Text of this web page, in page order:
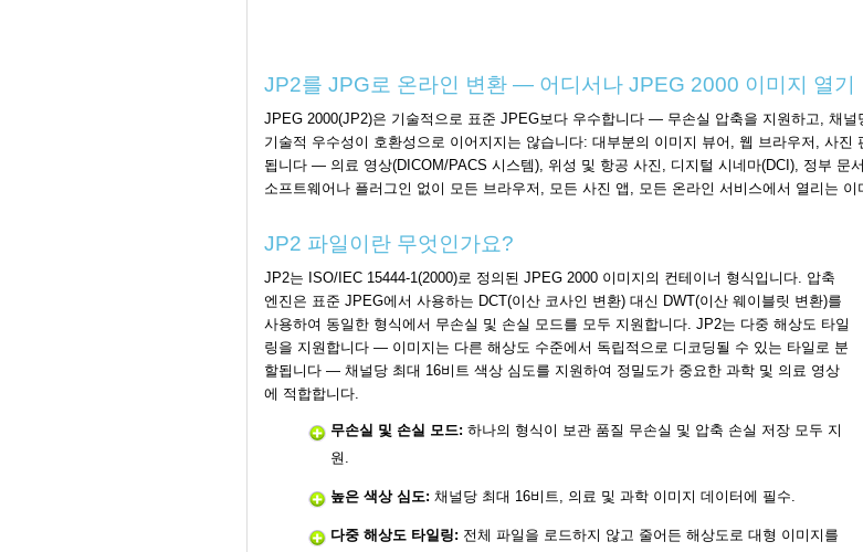
JP2를 JPG로 온라인 변환 — 어디서나 JPEG 2000 이미지 열기
JPEG 2000(JP2)은 기술적으로 표준 JPEG보다 우수합니다 — 무손실 압축을 지원하고, 채
기술적 우수성이 호환성으로 이어지지는 않습니다: 대부분의 이미지 뷰어, 웹 브라우저, 사
됩니다 — 의료 영상(DICOM/PACS 시스템), 위성 및 항공 사진, 디지털 시네마(DCI), 정부
소프트웨어나 플러그인 없이 모든 브라우저, 모든 사진 앱, 모든 온라인 서비스에서 열리는 이
JP2 파일이란 무엇인가요?
JP2는 ISO/IEC 15444-1(2000)로 정의된 JPEG 2000 이미지의 컨테이너 형식입니다. 압축
엔진은 표준 JPEG에서 사용하는 DCT(이산 코사인 변환) 대신 DWT(이산 웨이블릿 변환)를
사용하여 동일한 형식에서 무손실 및 손실 모드를 모두 지원합니다. JP2는 다중 해상도 타일
링을 지원합니다 — 이미지는 다른 해상도 수준에서 독립적으로 디코딩될 수 있는 타일로 분
할됩니다 — 채널당 최대 16비트 색상 심도를 지원하여 정밀도가 중요한 과학 및 의료 영상
에 적합합니다.
무손실 및 손실 모드: 하나의 형식이 보관 품질 무손실 및 압축 손실 저장 모두 지
원.
높은 색상 심도: 채널당 최대 16비트, 의료 및 과학 이미지 데이터에 필수.
다중 해상도 타일링: 전체 파일을 로드하지 않고 줄어든 해상도로 대형 이미지를